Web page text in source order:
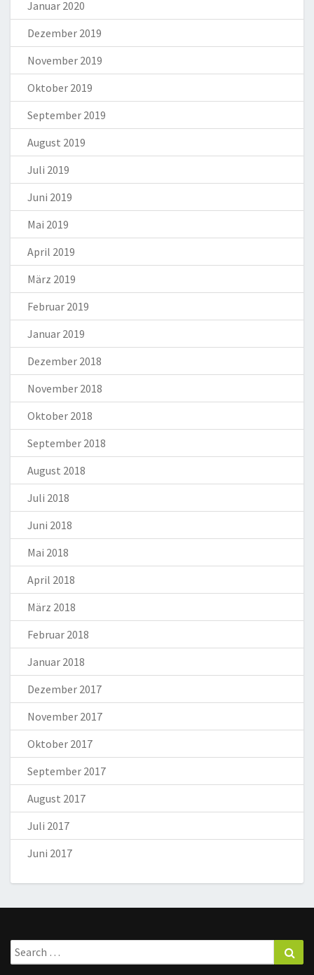
Januar 2020
Dezember 2019
November 2019
Oktober 2019
September 2019
August 2019
Juli 2019
Juni 2019
Mai 2019
April 2019
März 2019
Februar 2019
Januar 2019
Dezember 2018
November 2018
Oktober 2018
September 2018
August 2018
Juli 2018
Juni 2018
Mai 2018
April 2018
März 2018
Februar 2018
Januar 2018
Dezember 2017
November 2017
Oktober 2017
September 2017
August 2017
Juli 2017
Juni 2017
Search
for: